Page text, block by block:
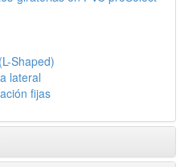
Shaped)
lateral
fijas